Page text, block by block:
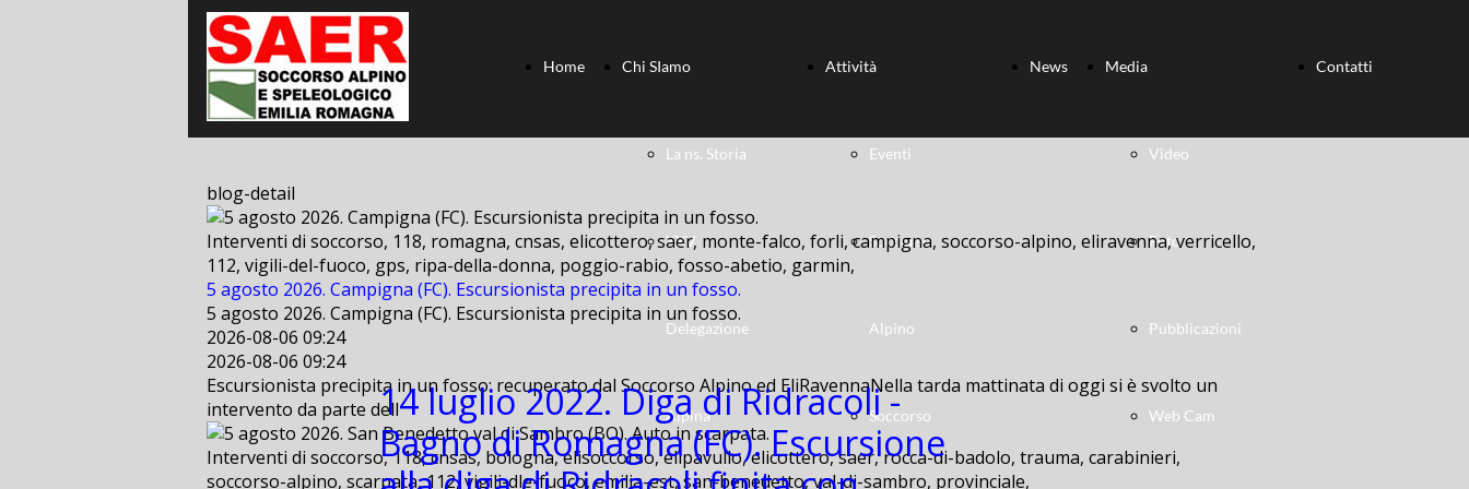
Home Chi SIamo
La ns. Storia
XXV
Delegazione
Alpina
Attività
Eventi
Soccorso
Alpino
Soccorso
News Media
Video
Foto
Pubblicazioni
Web Cam
Contatti
blog-detail
Interventi di soccorso, 118, romagna, cnsas, elicottero, saer, monte-falco, forli, campigna, soccorso-alpino, eliravenna, verricello,
112, vigili-del-fuoco, gps, ripa-della-donna, poggio-rabio, fosso-abetio, garmin,
5 agosto 2026. Campigna (FC). Escursionista precipita in un fosso.
5 agosto 2026. Campigna (FC). Escursionista precipita in un fosso.
2026-08-06 09:24
2026-08-06 09:24
Escursionista precipita in un fosso: recuperato dal Soccorso Alpino ed EliRavennaNella tarda mattinata di oggi si è svolto un
intervento da parte dell
Interventi di soccorso, 118, cnsas, bologna, elisoccorso, elipavullo, elicottero, saer, rocca-di-badolo, trauma, carabinieri,
soccorso-alpino, scarpata, 112, vigili-dle-fuoco, emilia-est, san-benedetto, val-di-sambro, provinciale,
14 luglio 2022. Diga di Ridracoli -
Bagno di Romagna (FC). Escursione